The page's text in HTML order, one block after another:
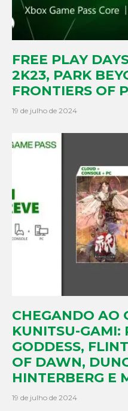
FREE PLAY
2K23, PARK
FRONTIERS OF
19 de julho de 2024
CHEGANDO AO
KUNITSU-GAMI:
GODDESS,
OF DAWN,
HINTERBERG E
19 de julho de 2024